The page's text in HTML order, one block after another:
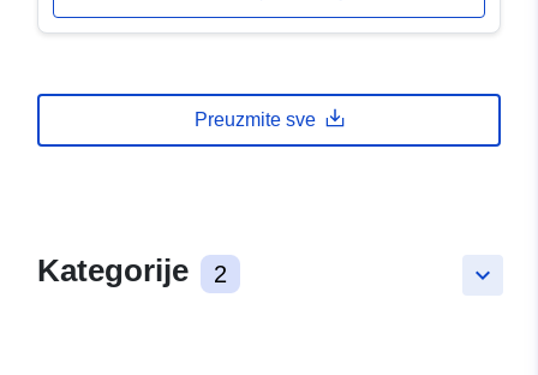
Preuzmite sve
keyboard_arrow_down
Kategorije 2